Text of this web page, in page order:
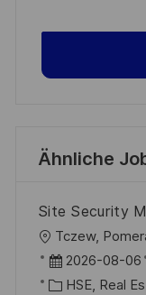
Ähnliche
Site Security
O
r
t
Tczew,
D
a
2026-08-06
K
HSE, Real